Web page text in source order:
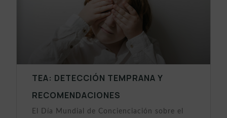
TEA: DETECCIÓN TEMPRANA Y
RECOMENDACIONES
El Día Mundial de Concienciación sobre el